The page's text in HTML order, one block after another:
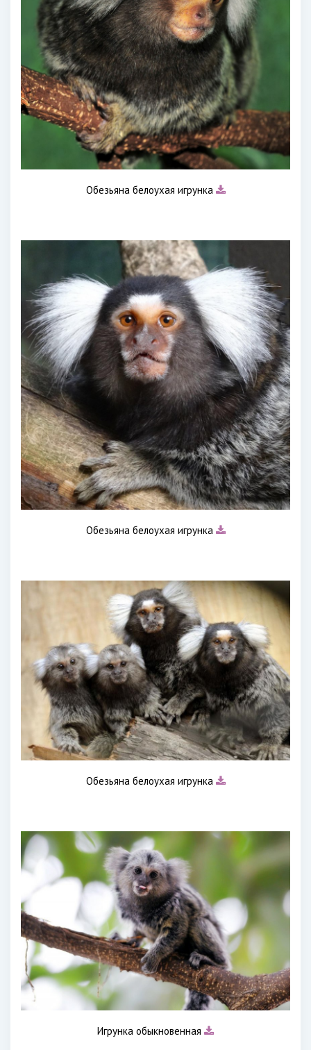
Обезьяна белоухая игрунка
Обезьяна белоухая игрунка
Обезьяна белоухая игрунка
Игрунка обыкновенная